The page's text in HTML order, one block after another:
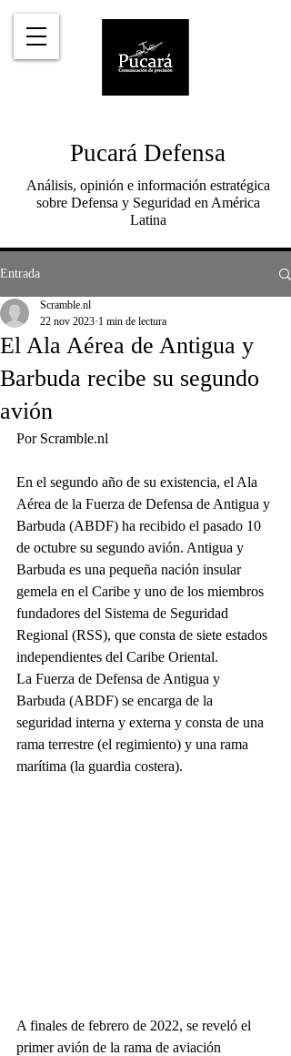
Pucará Defensa
Análisis, opinión e información estratégica
sobre Defensa y Seguridad en América
Latina
Entrada
El Ala Aérea de Antigua y
Barbuda recibe su segundo
avión
Scramble.nl
22 nov 2023 1 min de lectura
Por Scramble.nl
En el segundo año de su existencia, el Ala
Aérea de la Fuerza de Defensa de Antigua y
Barbuda (ABDF) ha recibido el pasado 10
de octubre su segundo avión. Antigua y
Barbuda es una pequeña nación insular
gemela en el Caribe y uno de los miembros
fundadores del Sistema de Seguridad
Regional (RSS), que consta de siete estados
independientes del Caribe Oriental.
La Fuerza de Defensa de Antigua y
Barbuda (ABDF) se encarga de la
seguridad interna y externa y consta de una
rama terrestre (el regimiento) y una rama
marítima (la guardia costera).
A finales de febrero de 2022, se reveló el
primer avión de la rama de aviación